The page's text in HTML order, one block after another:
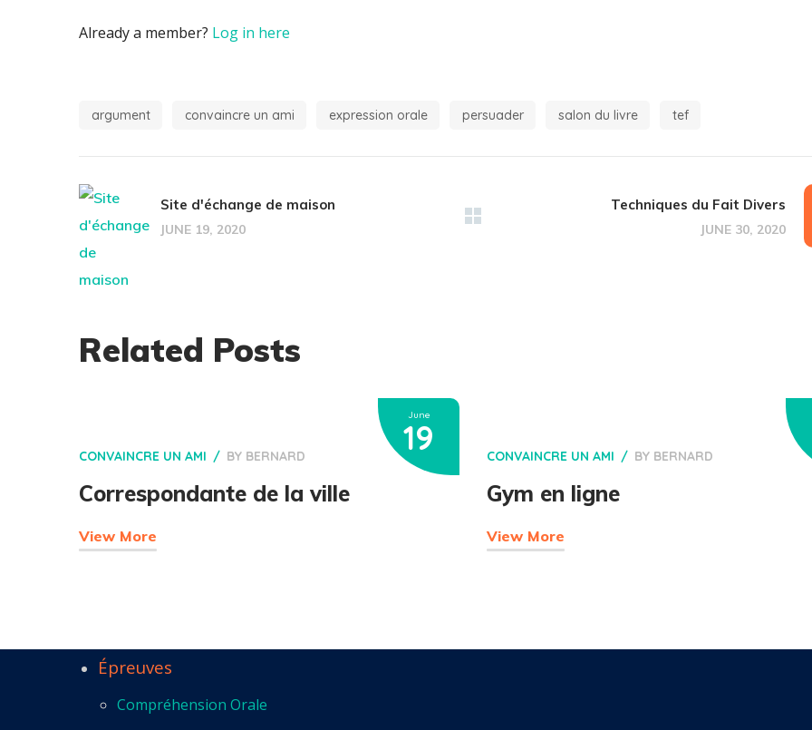
Already a member? Log in here
argument convaincre un ami expression orale persuader salon du livre tef
Site d'échange de maison
JUNE 19, 2020
Techniques du Fait Divers
JUNE 30, 2020
Related Posts
June
19
CONVAINCRE UN AMI BY BERNARD
Correspondante de la ville
View More
CONVAINCRE UN AMI BY BERNARD
Gym en ligne
View More
Épreuves
Compréhension Orale